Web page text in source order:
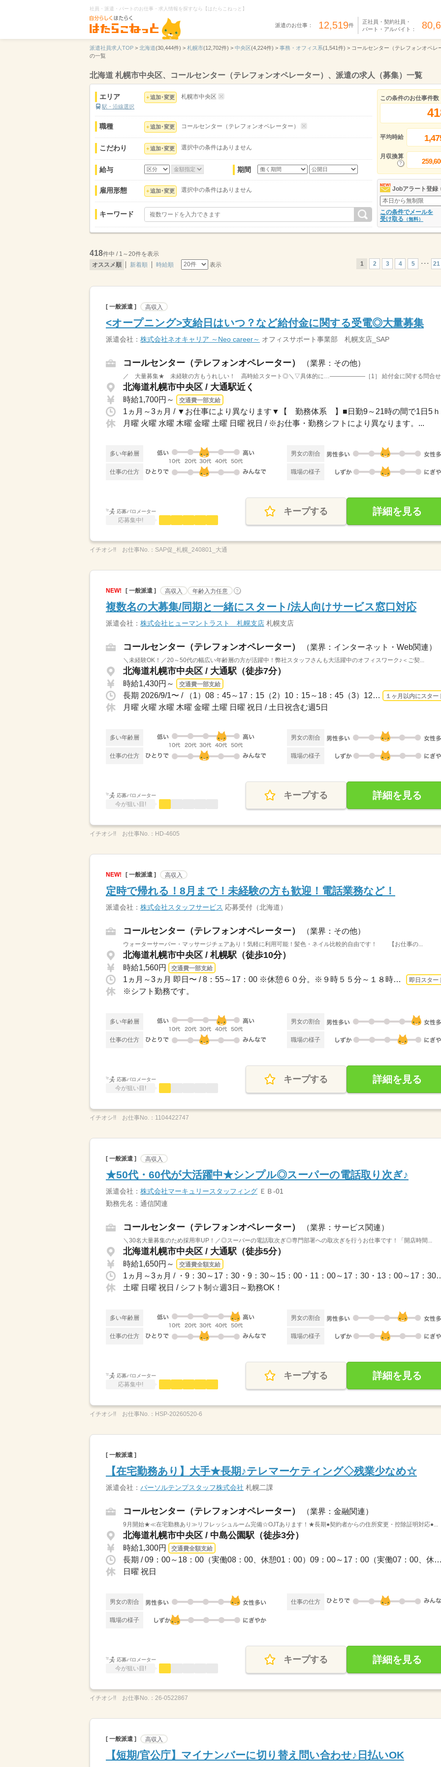
社員・派遣・パートのお仕事・求人情報を探すなら【はたらこねっと】
派遣のお仕事： 12,519件
正社員・契約社員・
パート・アルバイト：
派遣社員求人TOP > 北海道(30,444件) > 札幌市(12,702件) > 中央区(4,224件) > 事務・オフィス系(1,541件) > コールセンター（テレフォンオペレ
の一覧
北海道 札幌市中央区、コールセンター（テレフォンオペレーター）、派遣の求人（募集）一覧
エリア
駅・沿線選択
追加･変更 札幌市中央区
職種 追加･変更 コールセンター（テレフォンオペレーター）
こだわり 追加･変更 選択中の条件はありません
給与 期間
雇用形態 追加･変更 選択中の条件はありません
キーワード
この条件のお仕事件数
平均時給
月収換算
Jobアラート登録
この条件でメールを
受け取る （無料）
418件中 / 1～20件を表示
オススメ順
新着順 時給順 表示 1 2 3 4 5 ･･･ 21
[ 一般派遣 ] 高収入
<オープニング>支給日はいつ？など給付金に関する受電◎大量募集
派遣会社： 株式会社ネオキャリア ～Neo career～ オフィスサポート事業部 札幌支店_SAP
コールセンター（テレフォンオペレーター） （業界：その他）
北海道札幌市中央区 / 大通駅近く
時給1,700円～ 交通費一部支給
1ヵ月～3ヵ月 / ▼お仕事により異なります▼【 勤務体系 】■日勤9～21時の間で1日5ｈ
月曜 火曜 水曜 木曜 金曜 土曜 日曜 祝日 / ※お仕事・勤務シフトにより異なります。...
多い年齢層 男女の割合
仕事の仕方 職場の様子
応募バロメーター
応募集中!
キープする 詳細を見る
イチオシ!! お仕事No.： SAP促_札幌_240801_大通
NEW! [ 一般派遣 ] 高収入 年齢入力任意 ?
複数名の大募集/同期と一緒にスタート/法人向けサービス窓口対応
派遣会社： 株式会社ヒューマントラスト 札幌支店 札幌支店
コールセンター（テレフォンオペレーター） （業界：インターネット・Web関連）
＼未経験OK！／20～50代の幅広い年齢層の方が活躍中！弊社スタッフさんも大活躍中のオフィスワーク♪＜ご契...
北海道札幌市中央区 / 大通駅（徒歩7分）
時給1,430円～ 交通費一部支給
長期 2026/9/1〜 / （1）08：45～17：15（2）10：15～18：45（3）12：50～21：20※メイ... １ヶ月以内にスター
月曜 火曜 水曜 木曜 金曜 土曜 日曜 祝日 / 土日祝含む週5日
多い年齢層 男女の割合
仕事の仕方 職場の様子
応募バロメーター
今が狙い目!
キープする 詳細を見る
イチオシ!! お仕事No.： HD-4605
NEW! [ 一般派遣 ] 高収入
定時で帰れる！8月まで！未経験の方も歓迎！電話業務など！
派遣会社： 株式会社スタッフサービス 応募受付（北海道）
コールセンター（テレフォンオペレーター） （業界：その他）
ウォーターサーバー・マッサージチェアあり！気軽に利用可能！髪色・ネイル比較的自由です！ 【お仕事の...
北海道札幌市中央区 / 札幌駅（徒歩10分）
時給1,560円 交通費一部支給
1ヵ月～3ヵ月 即日〜 / 8：55～17：00 ※休憩６０分。※９時５５分～１８時の勤務もあり... 即日スター
※シフト勤務です。
多い年齢層 男女の割合
仕事の仕方 職場の様子
応募バロメーター
今が狙い目!
キープする 詳細を見る
イチオシ!! お仕事No.： 1104422747
[ 一般派遣 ] 高収入
★50代・60代が大活躍中★シンプル◎スーパーの電話取り次ぎ♪
派遣会社： 株式会社マーキュリースタッフィング ＥＢ-01
勤務先名：通信関連
コールセンター（テレフォンオペレーター） （業界：サービス関連）
＼30名大量募集のため採用率UP！／◎スーパーの電話取次ぎ◎専門部署への取次ぎを行うお仕事です！「開店時間...
北海道札幌市中央区 / 大通駅（徒歩5分）
時給1,650円～ 交通費全額支給
1ヵ月～3ヵ月 / ・9：30～17：30・9：30
土曜 日曜 祝日 / シフト制☆週3日～勤務OK！
多い年齢層 男女の割合
仕事の仕方 職場の様子
応募バロメーター
応募集中!
キープする 詳細を見る
イチオシ!! お仕事No.： HSP-20260520-6
[ 一般派遣 ]
【在宅勤務あり】大手★長期♪テレマーケティング◇残業少なめ☆
派遣会社： パーソルテンプスタッフ株式会社 札幌二課
コールセンター（テレフォンオペレーター） （業界：金融関連）
9月開始★≪在宅勤務あり≫リフレッシュルーム完備☆OJTあります！★長期●契約者からの住所変更・控除証明対応●...
北海道札幌市中央区 / 中島公園駅（徒歩3分）
時給1,300円 交通費全額支給
長期 / 09：00～18：00（実働08：00、休憩01：00）09：00～17：00（実働07：00、休憩0...
日曜 祝日
男女の割合 仕事の仕方
職場の様子
応募バロメーター
今が狙い目!
キープする 詳細を見る
イチオシ!! お仕事No.： 26-0522867
[ 一般派遣 ] 高収入
【短期/官公庁】マイナンバーに切り替え問い合わせ♪日払いOK